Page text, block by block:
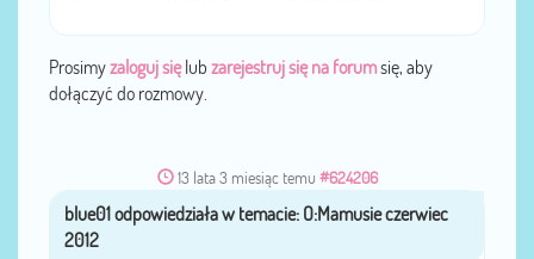
Prosimyzaloguj sięlub zarejestruj się na forumsię, aby
dołączyć do rozmowy.
13 lata 3 miesiąc temu #624206
przezblue01